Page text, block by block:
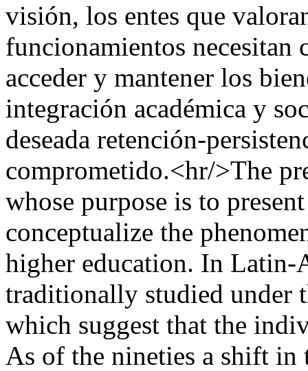
visión, los entes que
funcionamientos necesitan
acceder y mantener los
integración académica y
deseada retención-
comprometido.<hr/>The
whose purpose is to
conceptualize the
higher education. In Latin-
traditionally studied under
which suggest that the
As of the nineties a shift in